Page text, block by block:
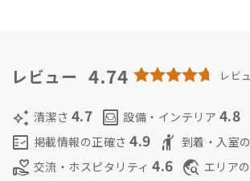
レビュー 4.74 レビ
auto_awesome 清潔さ 4.7 living 設備・インテリア 4.8
fact_check 掲載情報の正確さ 4.9 hail 到着・入室
volunteer_activism 交流・ホスピタリティ 4.6 travel_explore エリア